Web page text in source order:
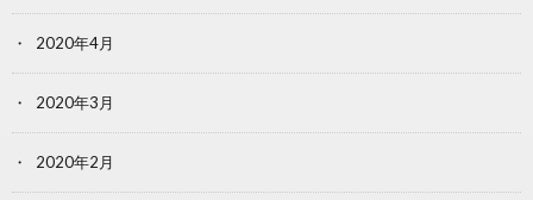
2020年4月
2020年3月
2020年2月